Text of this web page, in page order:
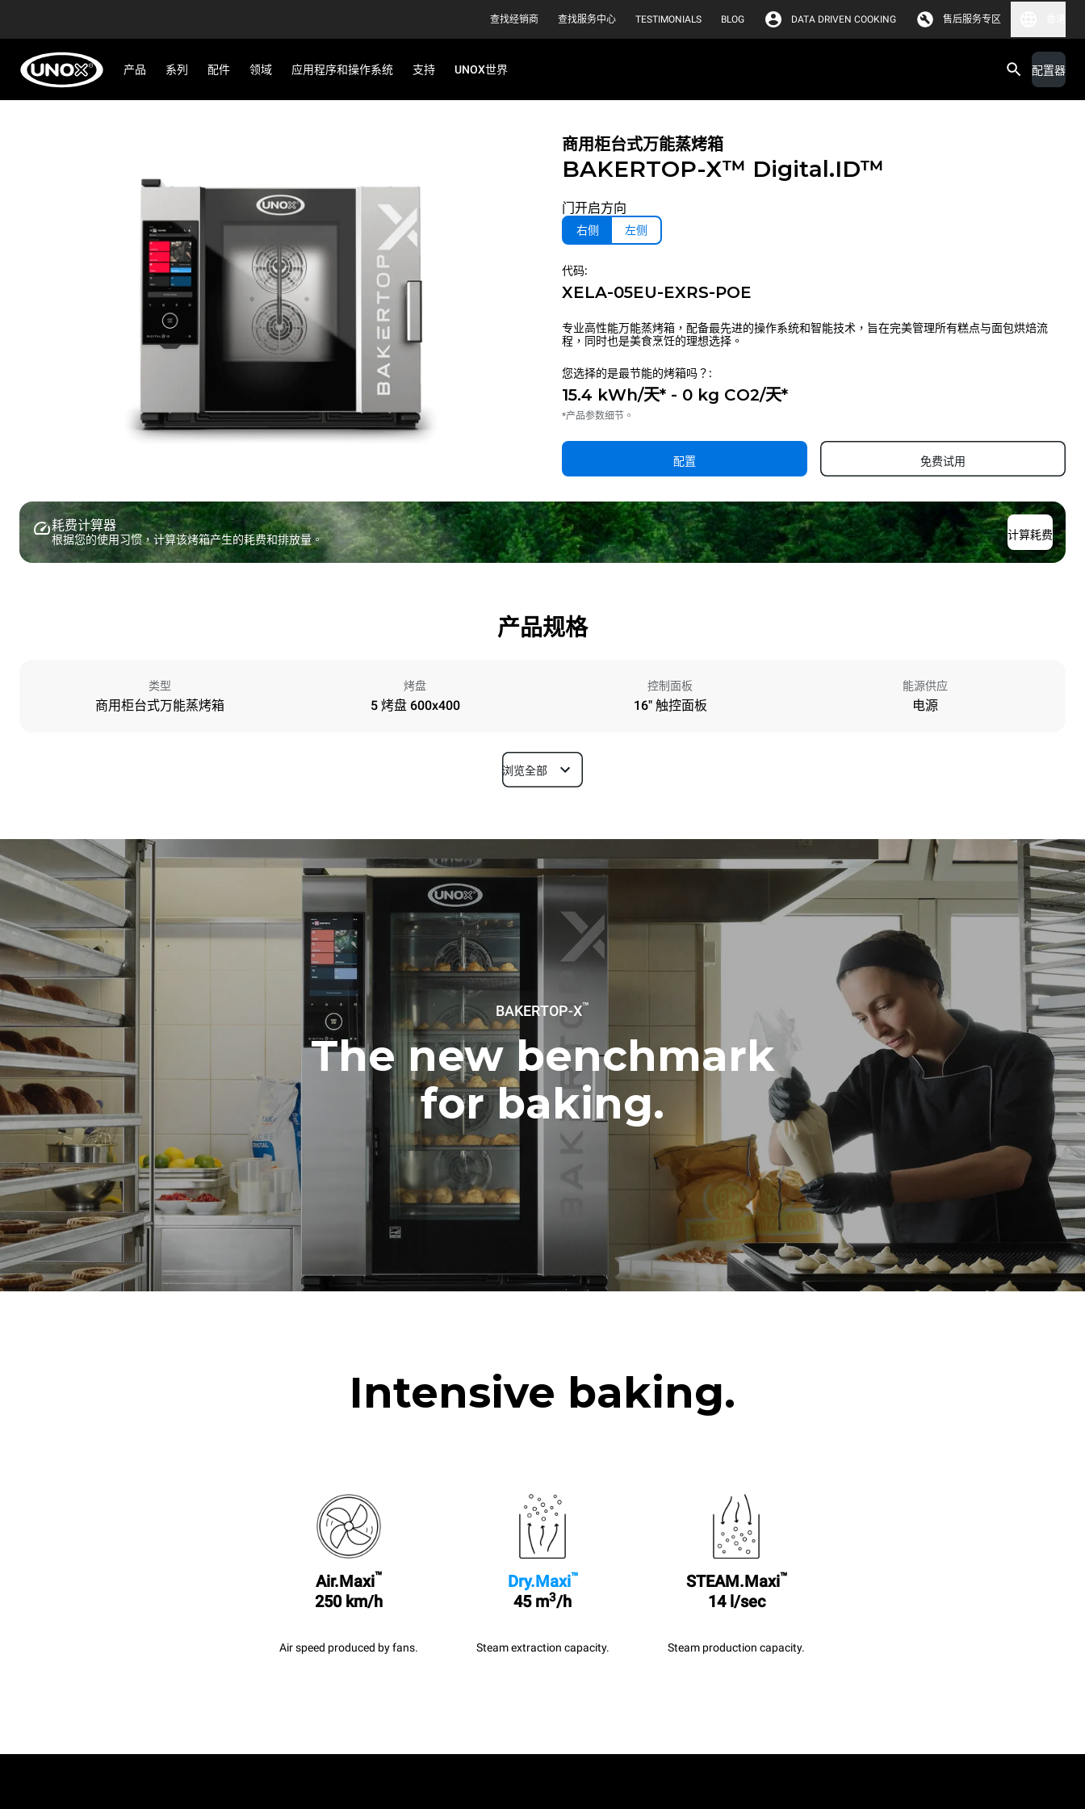
查找经销商 查找服务中心 TESTIMONIALS BLOG DATA DRIVEN COOKING 售后服务专区
产品 系列 配件 领域 应用程序和操作系统 支持 UNOX世界 配置器
商用柜台式万能蒸烤箱
BAKERTOP-X™ Digital.ID™
门开启方向
右侧 左侧
代码:
XELA-05EU-EXRS-POE
专业高性能万能蒸烤箱，配备最先进的操作系统和智能技术，旨在完美管理所有糕点与面包烘焙流
程，同时也是美食烹饪的理想选择。
您选择的是最节能的烤箱吗？:
15.4 kWh/天* - 0 kg CO2/天*
*产品参数细节。
配置 免费试用
耗费计算器
根据您的使用习惯，计算该烤箱产生的耗费和排放量。 计算耗费
产品规格
类型
商用柜台式万能蒸烤箱
烤盘
5 烤盘 600x400
控制面板
16" 触控面板
能源供应
电源
100 kg
烤盘规格 烤盘数量 烤盘尺寸
600x400
烤盘间距
能源供应 电压
380-415V 3N~ / 220-240V 3~ / 220-240V
11,6 kW 50 / 60 Hz
不包括
电力能耗（kwh）和co2排放 电力能耗（kWh） 二氧化碳排放 假设每天使用烤箱(300天/年)：
15.4 kWh/天
该估计仅包括烤箱产生的直接排放。间接排
放取决于其连接到的电网的能源组合；通过
选择购买由可再生能源生产的能源，后者可
8次半载羊角面包
1次短时清洗
浏览全部
BAKERTOP-X™
The new benchmark
for baking.
Intensive baking.
Air.Maxi™
250 km/h
Air speed produced by fans.
Dry.Maxi™
45 m3/h
Steam extraction capacity.
STEAM.Maxi™
14 l/sec
Steam production capacity.